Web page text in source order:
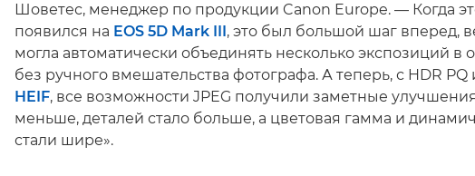
Шоветес, менеджер по продукции Canon Europe. — Когда
появился на EOS 5D Mark III , это был большой шаг вперед,
могла автоматически объединять несколько экспозиций в
без ручного вмешательства фотографа. А теперь, с HDR PQ
HEIF, все возможности JPEG получили заметные
меньше, деталей стало больше, а цветовая гамма и
стали шире».